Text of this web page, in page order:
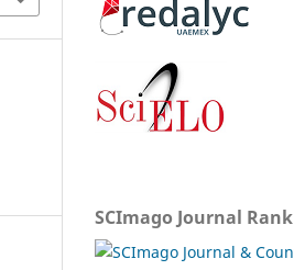
SCImago Journal Rank